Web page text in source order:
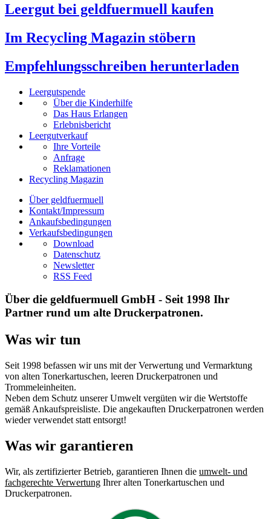
Leergut bei geldfuermuell kaufen
Im Recycling Magazin stöbern
Empfehlungsschreiben herunterladen
Leergutspende
Über die Kinderhilfe
Das Haus Erlangen
Erlebnisbericht
Leergutverkauf
Ihre Vorteile
Anfrage
Reklamationen
Recycling Magazin
Über geldfuermuell
Kontakt/Impressum
Ankaufsbedingungen
Verkaufsbedingungen
Download
Datenschutz
Newsletter
RSS Feed
Über die geldfuermuell GmbH - Seit 1998 Ihr
Partner rund um alte Druckerpatronen.
Was wir tun
Seit 1998 befassen wir uns mit der Verwertung und Vermarktung
von alten Tonerkartuschen, leeren Druckerpatronen und
Trommeleinheiten.
Neben dem Schutz unserer Umwelt vergüten wir die Wertstoffe
gemäß Ankaufspreisliste. Die angekauften Druckerpatronen werden
wieder verwendet statt entsorgt!
Was wir garantieren
Wir, als zertifizierter Betrieb, garantieren Ihnen die umwelt- und
fachgerechte Verwertung Ihrer alten Tonerkartuschen und
Druckerpatronen.